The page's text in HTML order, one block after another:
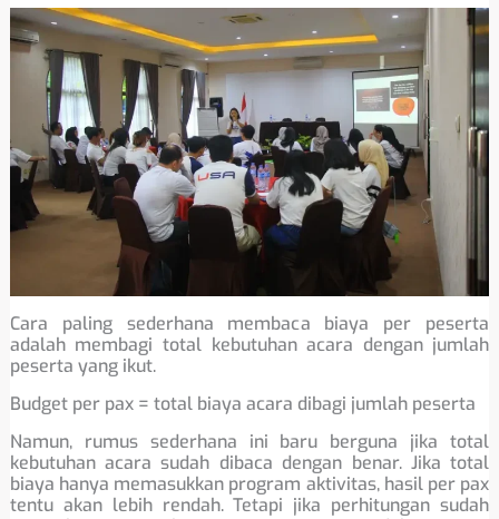
Cara paling sederhana membaca biaya per peserta
adalah membagi total kebutuhan acara dengan jumlah
peserta yang ikut.
Budget per pax = total biaya acara dibagi jumlah peserta
Namun, rumus sederhana ini baru berguna jika total
kebutuhan acara sudah dibaca dengan benar. Jika total
biaya hanya memasukkan program aktivitas, hasil per pax
tentu akan lebih rendah. Tetapi jika perhitungan sudah